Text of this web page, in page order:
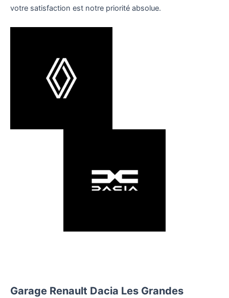
votre satisfaction est notre priorité absolue.
Garage Renault Dacia Les Grandes